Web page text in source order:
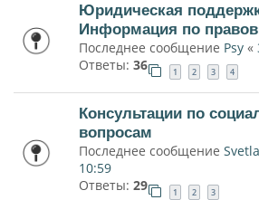
Юридическая
Информация по
Последнее сообщение Psy «
Ответы: 36 1 2 3 4
Консультации по
вопросам
Последнее сообщение
10:59
Ответы: 29 1 2 3